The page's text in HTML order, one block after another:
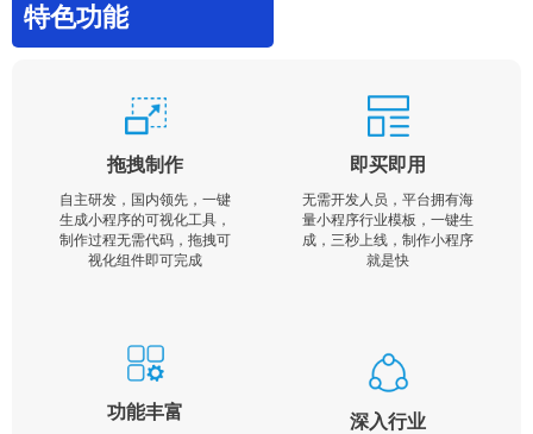
特色功能
拖拽制作
自主研发，国内领先，一键
生成小程序的可视化工具，
制作过程无需代码，拖拽可
视化组件即可完成
即买即用
无需开发人员，平台拥有海
量小程序行业模板，一键生
成，三秒上线，制作小程序
就是快
功能丰富 深入行业